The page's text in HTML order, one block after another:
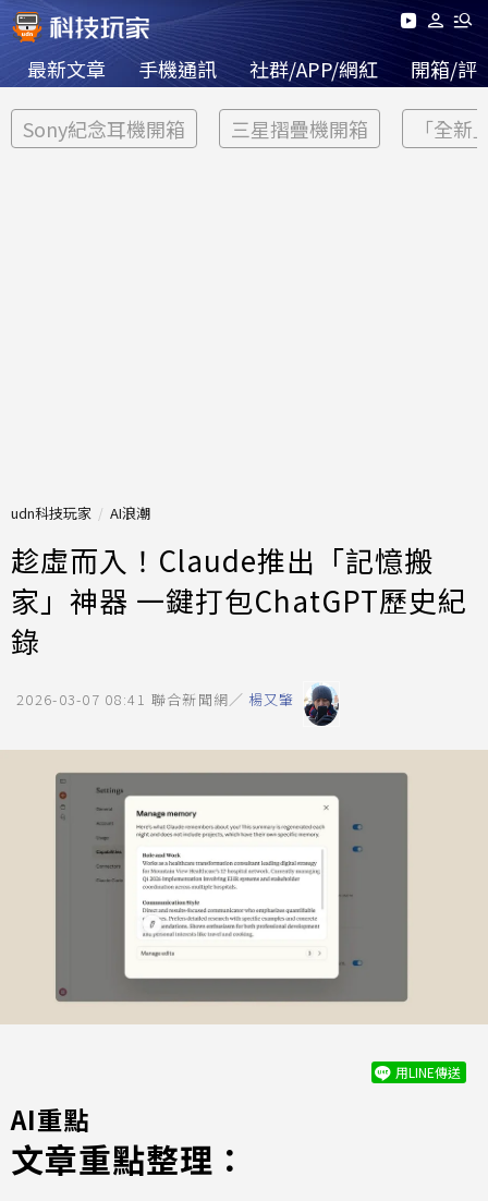
最新文章 手機通訊 社群/APP/網紅 開箱/評
Sony紀念耳機開箱 三星摺疊機開箱 「全新
udn科技玩家 AI浪潮
趁虛而入！Claude推出「記憶搬
家」神器 一鍵打包ChatGPT歷史紀
錄
2026-03-07 08:41 聯合新聞網／ 楊又肇
用LINE傳送
AI重點
文章重點整理：